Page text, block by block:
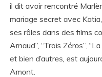
il dit avoir rencontré
mariage secret avec
ses rôles dans des films
Arnaud”, “Trois Zéros”,
et bien d’autres, est
Amont.